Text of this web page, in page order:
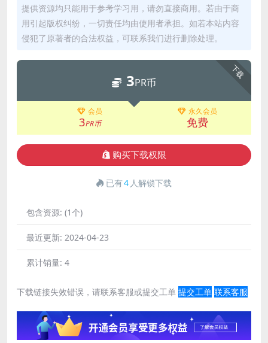
提供资源均只能用于参考学习用，请勿直接商用。若由于商
用引起版权纠纷，一切责任均由使用者承担。如若本站内容
侵犯了原著者的合法权益，可联系我们进行删除处理。
下载
3PR币
会员
3PR币
永久会员
免费
购买下载权限
已有4 人解锁下载
包含资源: (1个)
最近更新: 2024-04-23
累计销量: 4
下载链接失效错误，请联系客服或提交工单 提交工单 联系客服